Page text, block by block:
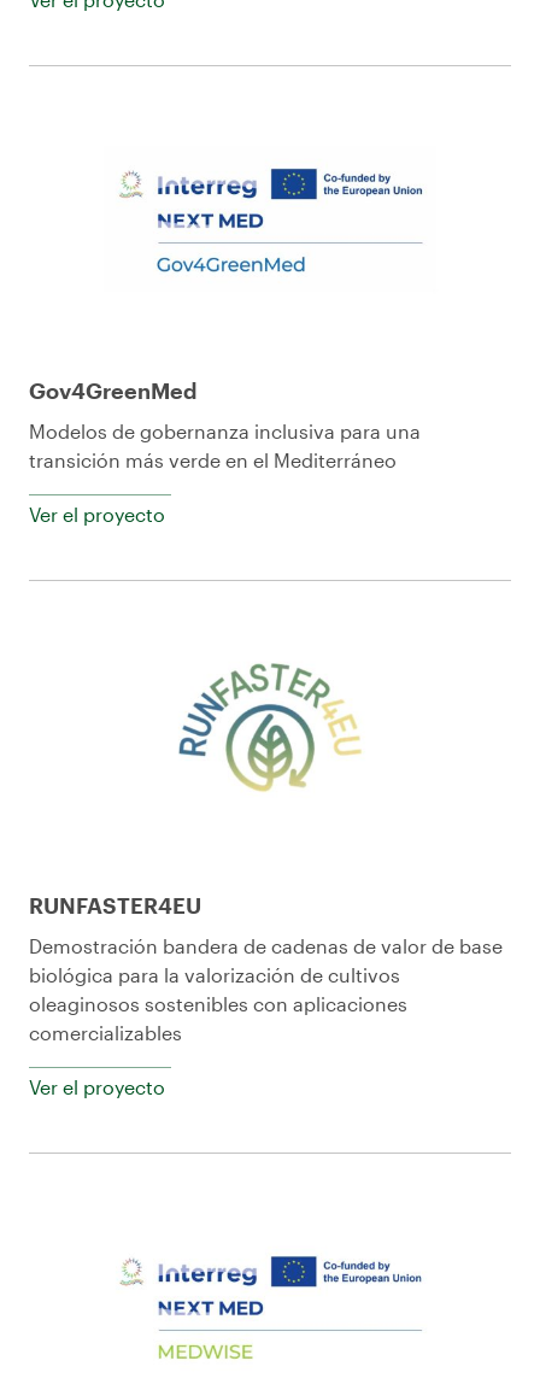
Gov4GreenMed
Modelos de gobernanza inclusiva para una
transición más verde en el Mediterráneo
Ver el proyecto
RUNFASTER4EU
Demostración bandera de cadenas de valor de base
biológica para la valorización de cultivos
oleaginosos sostenibles con aplicaciones
comercializables
Ver el proyecto